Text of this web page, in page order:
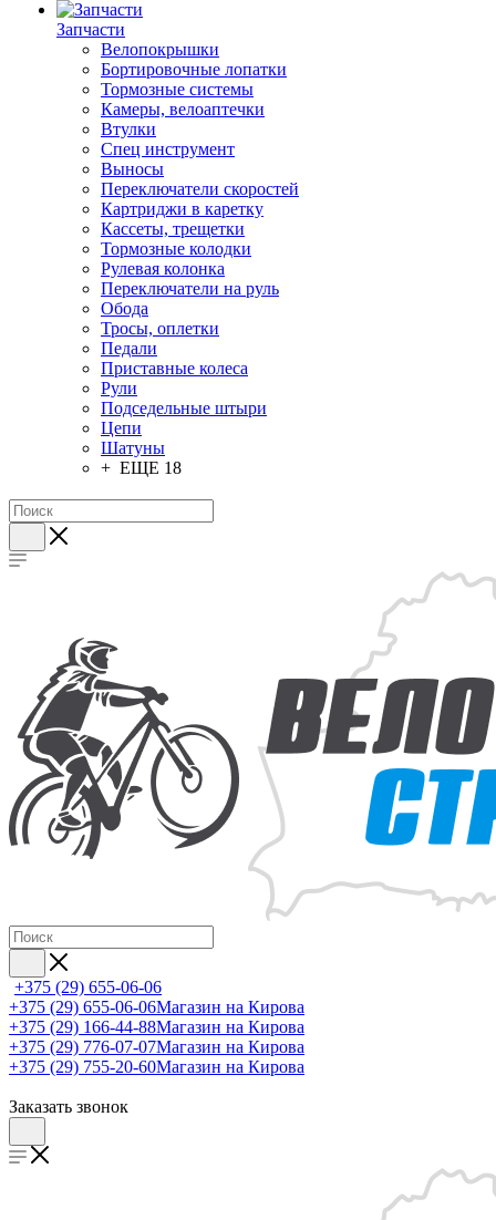
Запчасти
Велопокрышки
Бортировочные лопатки
Тормозные системы
Камеры, велоаптечки
Втулки
Спец инструмент
Выносы
Переключатели скоростей
Картриджи в каретку
Кассеты, трещетки
Тормозные колодки
Рулевая колонка
Переключатели на руль
Обода
Тросы, оплетки
Педали
Приставные колеса
Рули
Подседельные штыри
Цепи
Шатуны
+ ЕЩЕ 18
+375 (29) 655-06-06
+375 (29) 655-06-06Магазин на Кирова
+375 (29) 166-44-88Магазин на Кирова
+375 (29) 776-07-07Магазин на Кирова
+375 (29) 755-20-60Магазин на Кирова
Заказать звонок